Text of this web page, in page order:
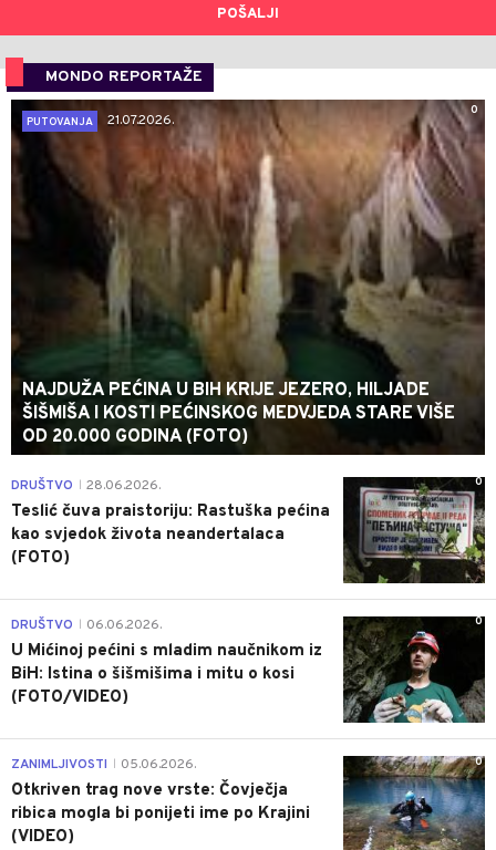
POŠALJI
MONDO REPORTAŽE
0
PUTOVANJA
21.07.2026.
NAJDUŽA PEĆINA U BIH KRIJE JEZERO, HILJADE
ŠIŠMIŠA I KOSTI PEĆINSKOG MEDVJEDA STARE VIŠE
OD 20.000 GODINA (FOTO)
0
DRUŠTVO 28.06.2026.
Teslić čuva praistoriju: Rastuška pećina
kao svjedok života neandertalaca
(FOTO)
0
DRUŠTVO 06.06.2026.
U Mićinoj pećini s mladim naučnikom iz
BiH: Istina o šišmišima i mitu o kosi
(FOTO/VIDEO)
0
ZANIMLJIVOSTI 05.06.2026.
Otkriven trag nove vrste: Čovječja
ribica mogla bi ponijeti ime po Krajini
(VIDEO)